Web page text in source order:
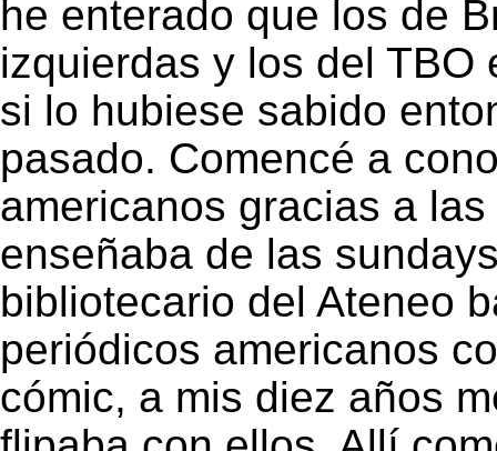
he enterado que los de
izquierdas y los del TBO
si lo hubiese sabido
pasado. Comencé a
americanos gracias a
enseñaba de las
bibliotecario del Ateneo
periódicos americanos
cómic, a mis diez años